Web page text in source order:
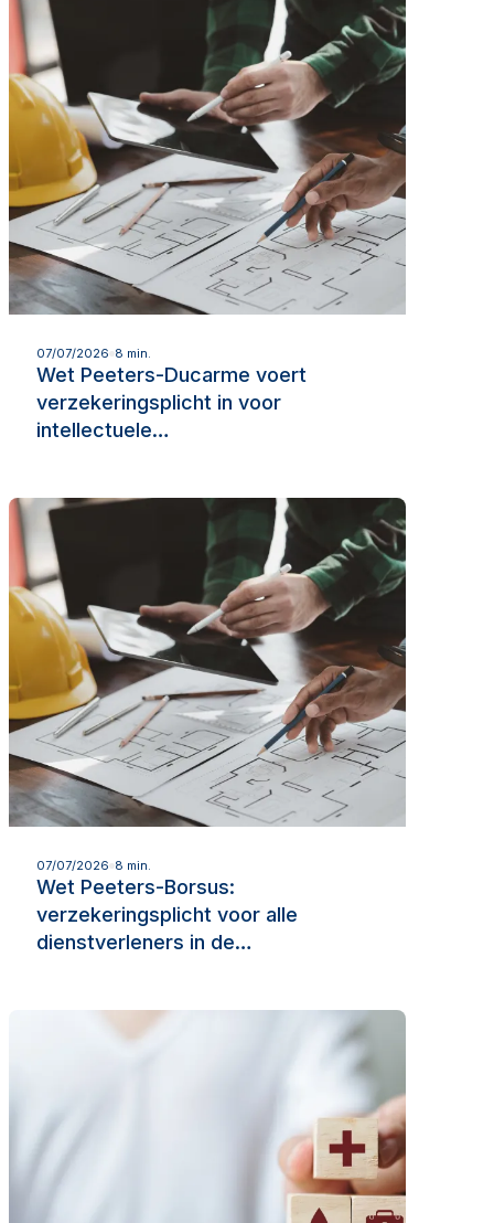
07/07/2026 8 min.
Wet Peeters-Ducarme voert
verzekeringsplicht in voor
intellectuele…
Lees meer
07/07/2026 8 min.
Wet Peeters-Borsus:
verzekeringsplicht voor alle
dienstverleners in de…
Lees meer